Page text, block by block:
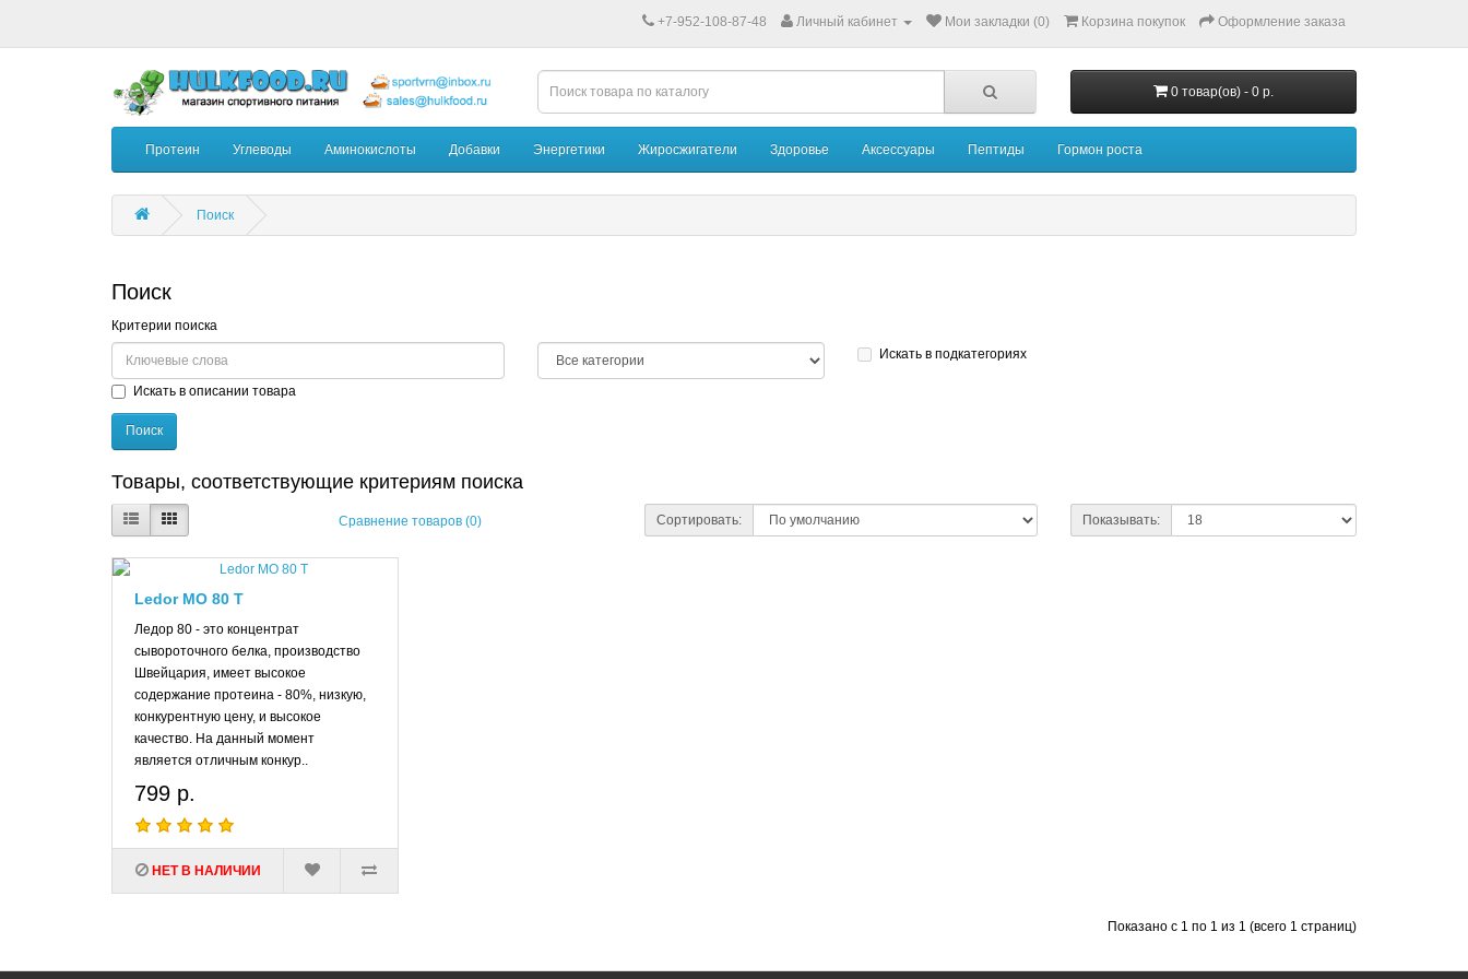
+7-952-108-87-48 Личный кабинет Мои закладки (0) Корзина покупок Оформление заказа
0 товар(ов) - 0 р.
Протеин Углеводы Аминокислоты Добавки Энергетики Жиросжигатели Здоровье Аксессуары Пептиды Гормон роста
Поиск
Поиск
Критерии поиска
Искать в подкатегориях
Искать в описании товара
Товары, соответствующие критериям поиска
Сравнение товаров (0) Сортировать: Показывать:
Ledor MO 80 T
Ледор 80 - это концентрат
сывороточного белка, производство
Швейцария, имеет высокое
содержание протеина - 80%, низкую,
конкурентную цену, и высокое
качество. На данный момент
является отличным конкур..
799 р.
НЕТ В НАЛИЧИИ
Показано с 1 по 1 из 1 (всего 1 страниц)